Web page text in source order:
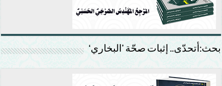
بحث:أتحدّى.. إثبات صحّة ’البخاري‘